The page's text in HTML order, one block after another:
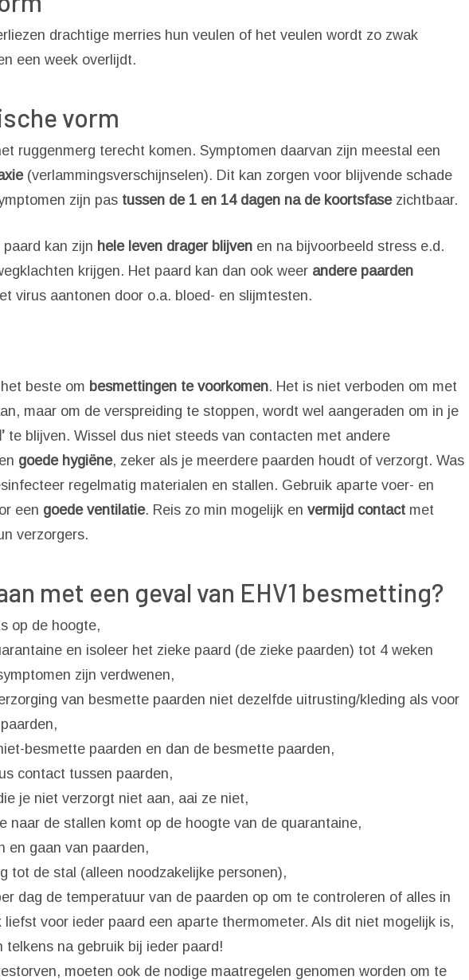
drachtige merries hun veulen of het veulen wordt zo zwak
een week overlijdt.
vorm
ruggenmerg terecht komen. Symptomen daarvan zijn meestal een
(verlammingsverschijnselen). Dit kan zorgen voor blijvende schade
zijn pas tussen de 1 en 14 dagen na de koortsfasezichtbaar.
kan zijn hele leven drager blijvenen na bijvoorbeeld stress e.d.
krijgen. Het paard kan dan ook weer andere paarden
virus aantonen door o.a. bloed- en slijmtesten.
beste om besmettingen te voorkomen. Het is niet verboden om met
maar om de verspreiding te stoppen, wordt wel aangeraden om in je
te blijven. Wissel dus niet steeds van contacten met andere
goede hygiëne, zeker als je meerdere paarden houdt of verzorgt. Was
regelmatig materialen en stallen. Gebruik aparte voer- en
een goede ventilatie. Reis zo min mogelijk en vermijd contactmet
verzorgers.
met een geval van EHV1 besmetting?
op de hoogte,
en isoleer het zieke paard (de zieke paarden) tot 4 weken
zijn verdwenen,
van besmette paarden niet dezelfde uitrusting/kleding als voor
besmette paarden en dan de besmette paarden,
contact tussen paarden,
je niet verzorgt niet aan, aai ze niet,
naar de stallen komt op de hoogte van de quarantaine,
en gaan van paarden,
tot de stal (alleen noodzakelijke personen),
dag de temperatuur van de paarden op om te controleren of alles in
liefst voor ieder paard een aparte thermometer. Als dit niet mogelijk is,
telkens na gebruik bij ieder paard!
moeten ook de nodige maatregelen genomen worden om te